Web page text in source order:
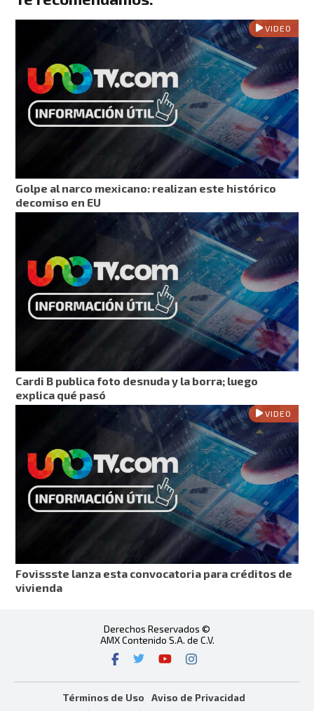
VIDEO
Golpe al narco mexicano: realizan este histórico
decomiso en EU
Cardi B publica foto desnuda y la borra; luego
explica qué pasó
VIDEO
Fovissste lanza esta convocatoria para créditos de
vivienda
Derechos Reservados ©
AMX Contenido S.A. de C.V.
Términos de Uso
Aviso de Privacidad